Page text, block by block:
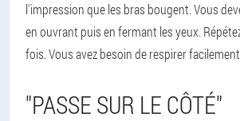
l'impression que les bras bougent. Vous
en ouvrant puis en fermant les yeux.
fois. Vous avez besoin de respirer
"PASSE SUR LE CÔTÉ"